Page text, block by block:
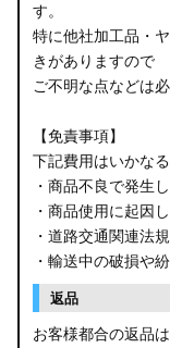
す。
特に他社加工品・
きがありますので
ご不明な点などは
【免責事項】
下記費用はいかな
・商品不良で発生
・商品使用に起因
・道路交通関連法
・輸送中の破損や
返品
お客様都合の返品は